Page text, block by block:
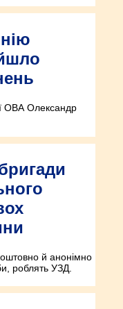
ОВА Олександр
й анонімно
роблять УЗД.